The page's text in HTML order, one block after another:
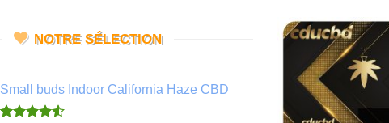
NOTRE SÉLECTION
Small buds Indoor California Haze CBD